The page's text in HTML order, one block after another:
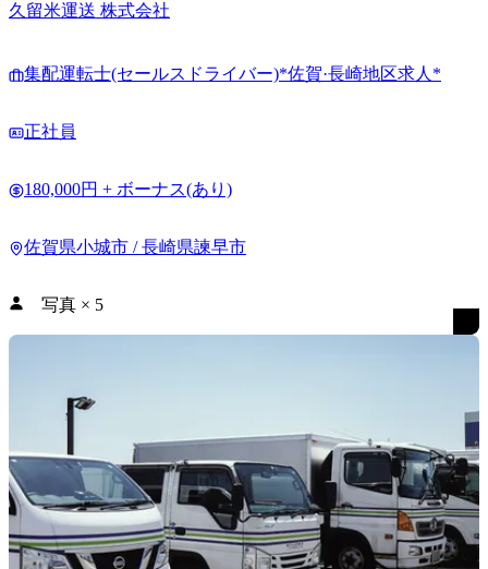
久留米運送 株式会社
集配運転士(セールスドライバー)*佐賀·長崎地区求人*
正社員
180,000円 + ボーナス(あり)
佐賀県小城市 / 長崎県諫早市
写真 × 5